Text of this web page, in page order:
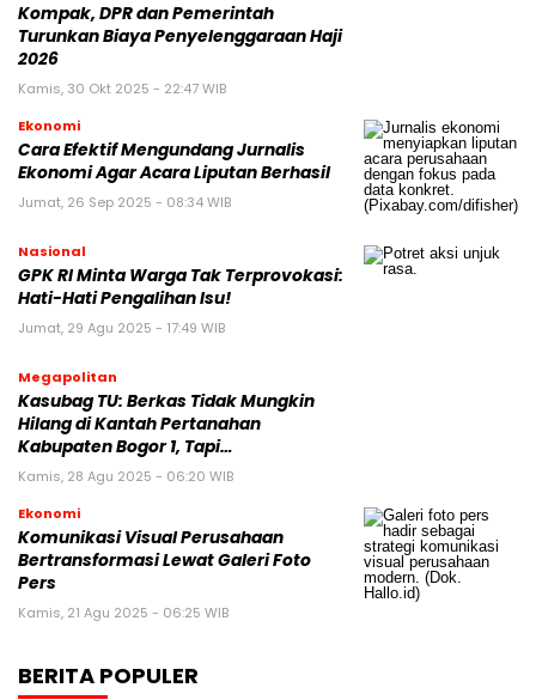
Kompak, DPR dan Pemerintah
Turunkan Biaya Penyelenggaraan Haji
2026
Kamis, 30 Okt 2025 - 22:47 WIB
Ekonomi
Cara Efektif Mengundang Jurnalis
Ekonomi Agar Acara Liputan Berhasil
Jumat, 26 Sep 2025 - 08:34 WIB
Nasional
GPK RI Minta Warga Tak Terprovokasi:
Hati-Hati Pengalihan Isu!
Jumat, 29 Agu 2025 - 17:49 WIB
Megapolitan
Kasubag TU: Berkas Tidak Mungkin
Hilang di Kantah Pertanahan
Kabupaten Bogor 1, Tapi…
Kamis, 28 Agu 2025 - 06:20 WIB
Ekonomi
Komunikasi Visual Perusahaan
Bertransformasi Lewat Galeri Foto
Pers
Kamis, 21 Agu 2025 - 06:25 WIB
BERITA POPULER